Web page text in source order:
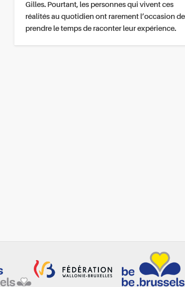
Gilles. Pourtant, les personnes qui vivent ces
réalités au quotidien ont rarement l’occasion de
prendre le temps de raconter leur expérience.